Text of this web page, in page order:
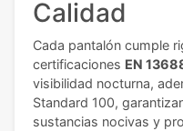
Calidad
Cada pantalón cumple
certificaciones EN
visibilidad nocturna,
Standard 100,
sustancias nocivas y